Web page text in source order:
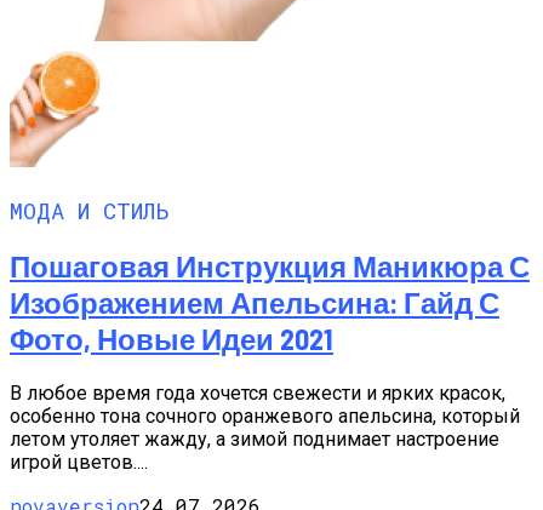
МОДА И СТИЛЬ
Пошаговая Инструкция Маникюра С
Изображением Апельсина: Гайд С
Фото, Новые Идеи 2021
В любое время года хочется свежести и ярких красок,
особенно тона сочного оранжевого апельсина, который
летом утоляет жажду, а зимой поднимает настроение
игрой цветов....